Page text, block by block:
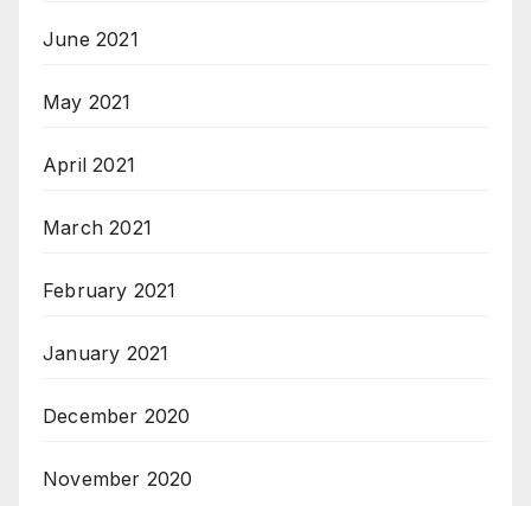
June 2021
May 2021
April 2021
March 2021
February 2021
January 2021
December 2020
November 2020